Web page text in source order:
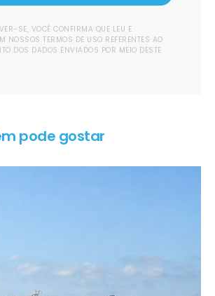
SE, VOCÊ CONFIRMA QUE LEU E
NOSSOS TERMOS DE USO REFERENTES AO
DOS DADOS ENVIADOS POR MEIO DESTE
pode gostar